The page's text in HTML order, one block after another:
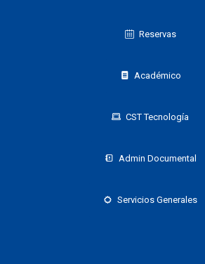
Reservas
Académico
CST Tecnología
Admin Documental
Servicios Generales